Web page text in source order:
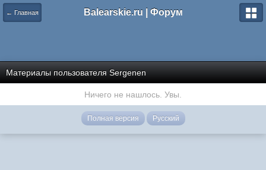
← Главная Balearskie.ru | Форум
Материалы пользователя Sergenen
Ничего не нашлось. Увы.
Полная версия Русский